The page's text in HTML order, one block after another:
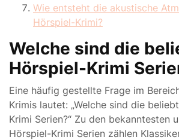
Wie entsteht die akustische
Hörspiel-Krimi?
Welche sind die
Hörspiel-Krimi
Eine häufig gestellte Frage im
Krimis lautet: „Welche sind die
Krimi Serien?“ Zu den bekanntesten
Hörspiel-Krimi Serien zählen